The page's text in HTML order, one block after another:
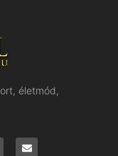
életmód,